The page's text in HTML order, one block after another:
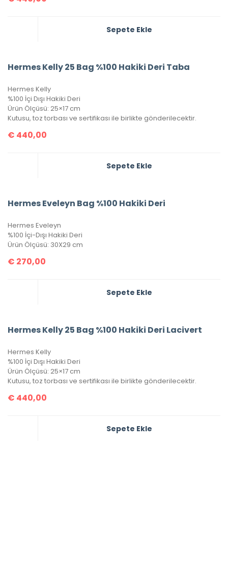
Sepete Ekle
Hermes Kelly 25 Bag %100 Hakiki Deri Taba
Hermes Kelly
%100 İçi Dışı Hakiki Deri
Ürün Ölçüsü: 25×17 cm
Kutusu, toz torbası ve sertifikası ile birlikte gönderilecektir.
€ 440,00
Sepete Ekle
Hermes Eveleyn Bag %100 Hakiki Deri
Hermes Eveleyn
%100 İçi-Dışı Hakiki Deri
Ürün Ölçüsü: 30X29 cm
€ 270,00
Sepete Ekle
Hermes Kelly 25 Bag %100 Hakiki Deri Lacivert
Hermes Kelly
%100 İçi Dışı Hakiki Deri
Ürün Ölçüsü: 25×17 cm
Kutusu, toz torbası ve sertifikası ile birlikte gönderilecektir.
€ 440,00
Sepete Ekle